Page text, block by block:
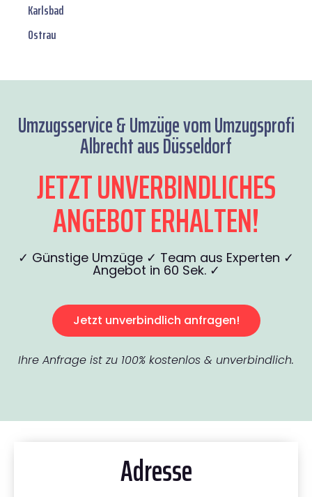
Karlsbad
Ostrau
Umzugsservice & Umzüge vom Umzugsprofi
Albrecht aus Düsseldorf
JETZT UNVERBINDLICHES
ANGEBOT ERHALTEN!
✓ Günstige Umzüge ✓ Team aus Experten ✓
Angebot in 60 Sek. ✓
Jetzt unverbindlich anfragen!
Ihre Anfrage ist zu 100% kostenlos & unverbindlich.
Adresse